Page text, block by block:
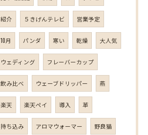
紹介 ５きげんテレビ 営業予定
10月 パンダ 寒い 乾燥 大人気
ウェディング フレーバーカップ
飲み比べ ウェーブドリッパー 燕
楽天 楽天ペイ 導入 革
持ち込み アロマウォーマー 野良猫